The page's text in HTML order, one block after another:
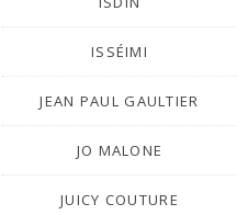
ISSÉIMI
JEAN PAUL GAULTIER
JO MALONE
JUICY COUTURE